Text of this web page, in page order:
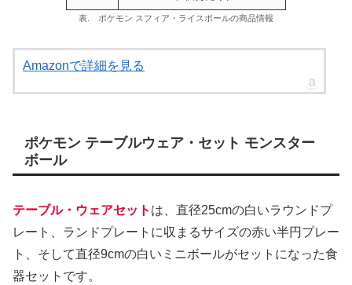
表. ポケモン スフィア・ライスボールの商品情報
Amazonで詳細を見る
ポケモン テーブルウェア・セット モンスター
ボール
テーブル・ウェアセット は、直径25cmの白いラウンドプ
レート、ランドプレートに収まるサイズの赤い半円プレー
ト、そして直径9cmの白いミニボールがセットになった食
器セットです。